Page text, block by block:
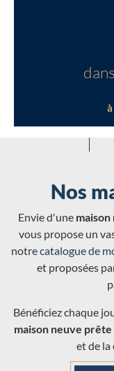
Nos
Envie d'une maison
vous propose un
notrecatalogue de
et proposées
Bénéficiez chaque
maison neuve
et de la